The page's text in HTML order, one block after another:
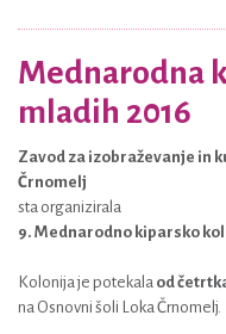
Mednarodna
mladih 2016
Zavod za izobraževanje in
Črnomelj
sta organizirala
9. Mednarodno kiparsko
Kolonija je potekala od
na Osnovni šoli Loka Črnomelj.